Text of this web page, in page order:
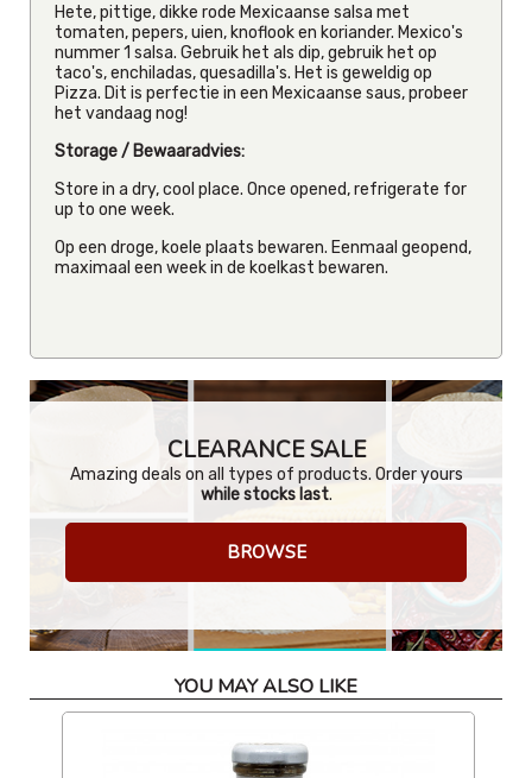
Hete, pittige, dikke rode Mexicaanse salsa met
tomaten, pepers, uien, knoflook en koriander. Mexico's
nummer 1 salsa. Gebruik het als dip, gebruik het op
taco's, enchiladas, quesadilla's. Het is geweldig op
Pizza. Dit is perfectie in een Mexicaanse saus, probeer
het vandaag nog!
Storage / Bewaaradvies:
Store in a dry, cool place. Once opened, refrigerate for
up to one week.
Op een droge, koele plaats bewaren. Eenmaal geopend,
maximaal een week in de koelkast bewaren.
CLEARANCE SALE
Amazing deals on all types of products. Order yours
while stocks last.
BROWSE
YOU MAY ALSO LIKE